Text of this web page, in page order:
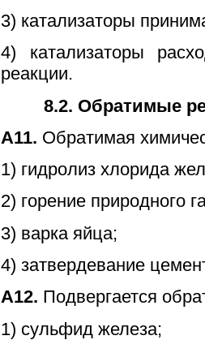
3) катализаторы
4) катализаторы
реакции.
8.2. Обратимые
А11. Обратимая
1) гидролиз хлорида
2) горение природного
3) варка яйца;
4) затвердевание
А12. Подвергается
1) сульфид железа;